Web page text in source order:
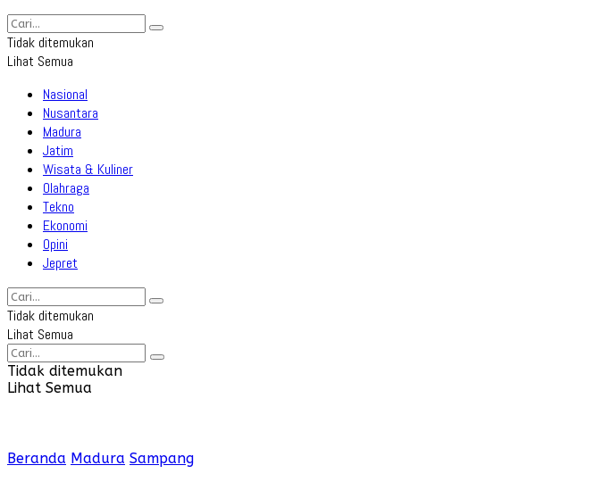
Tidak ditemukan
Lihat Semua
Nasional
Nusantara
Madura
Jatim
Wisata & Kuliner
Olahraga
Tekno
Ekonomi
Opini
Jepret
Tidak ditemukan
Lihat Semua
Tidak ditemukan
Lihat Semua
Beranda Madura Sampang